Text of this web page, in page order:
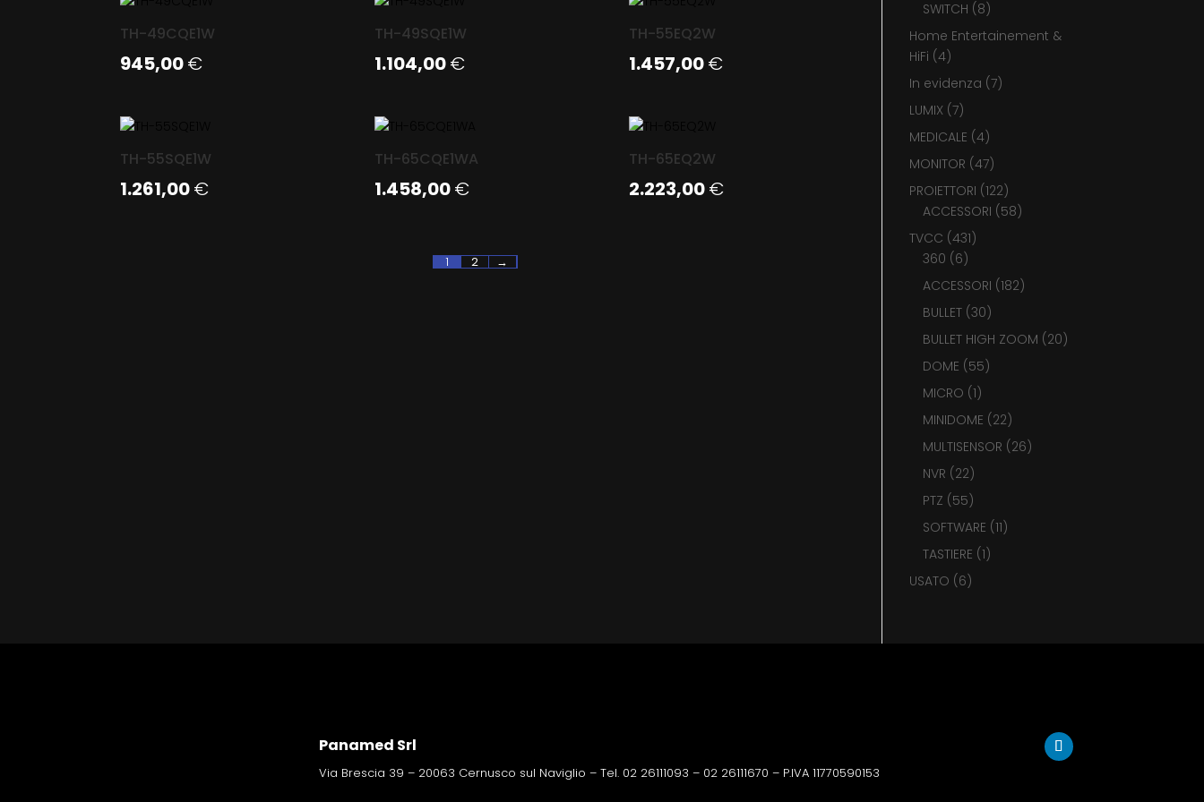
TH-49CQE1W
945,00€
TH-49SQE1W
1.104,00€
TH-55EQ2W
1.457,00€
TH-55SQE1W
1.261,00€
TH-65CQE1WA
1.458,00€
TH-65EQ2W
2.223,00€
1 2 →
SWITCH 88
prodotti
Home Entertainement &
HiFi 44
prodotti
In evidenza 77
LUMIX 77
prodotti
MEDICALE 44
prodotti
MONITOR 4747
prodotti
PROIETTORI 122122
prodotti
ACCESSORI 5858
TVCC 431431
360 66
prodotti
ACCESSORI 182182
BULLET 3030
prodotti
BULLET HIGH ZOOM 2020
DOME 5555
MICRO 11
prodotto
MINIDOME 2222
prodotti
MULTISENSOR 2626
NVR 2222
prodotti
PTZ 5555
prodotti
SOFTWARE 1111
TASTIERE 11
USATO 66
Panamed Srl
Via Brescia 39 – 20063 Cernusco sul Naviglio – Tel. 02 26111093 – 02 26111670 – P.IVA 11770590153